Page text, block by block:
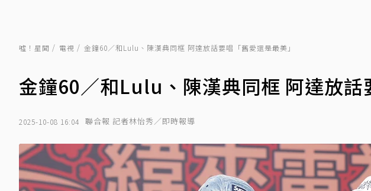
噓！星聞 電視 金鐘60／和Lulu、陳漢典同框 阿達放話要唱「舊愛還是最美」
金鐘60／和Lulu、陳漢典同框 阿達放話
2025-10-08 16:04 聯合報 記者林怡秀／即時報導